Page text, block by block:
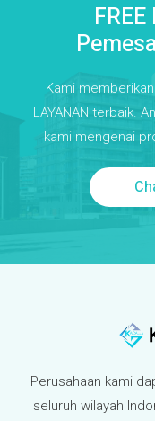
Kami
LAYANAN terbaik.
kami mengenai
Perusahaan kami
seluruh wilayah